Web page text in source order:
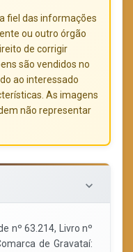
fiel das informações
ou outro órgão
de corrigir
são vendidos no
ao interessado
As imagens
não representar
keyboard_arrow_down
nº 63.214, Livro nº
de Gravataí: